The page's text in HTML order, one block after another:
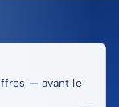
— avant le